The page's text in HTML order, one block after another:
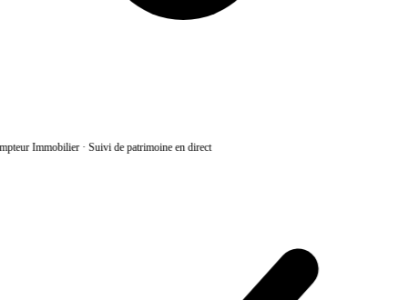
Immobilier·Suivi de patrimoine en direct